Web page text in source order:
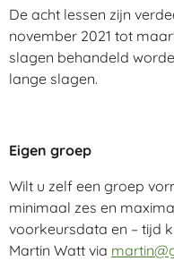
De acht lessen zijn
november 2021 tot
slagen behandeld
lange slagen.
Eigen groep
Wilt u zelf een groep
minimaal zes en
voorkeursdata en – tijd
Martin Watt via